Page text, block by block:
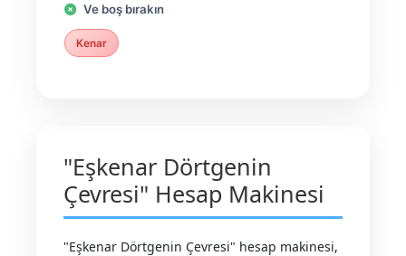
Ve boş bırakın
Kenar
"Eşkenar Dörtgenin
Çevresi" Hesap Makinesi
"Eşkenar Dörtgenin Çevresi" hesap makinesi,